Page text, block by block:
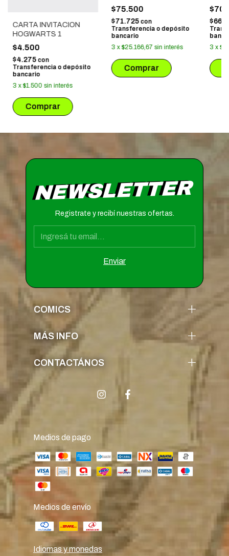
CARTA INVITACION
HOGWARTS 1
$4.500
$4.275 con
Transferencia o depósito
bancario
3 x$1.500 sin interés
HOGWARTS
$75.500
$71.725 con
Transferencia o depósito
bancario
3 x$25.166,67 sin interés
3 x
NEWSLETTER
Registrate y recibí nuestras ofertas.
COMICS
MÁS INFO
CONTACTÁNOS
Medios de pago
Medios de envío
Idiomas y monedas